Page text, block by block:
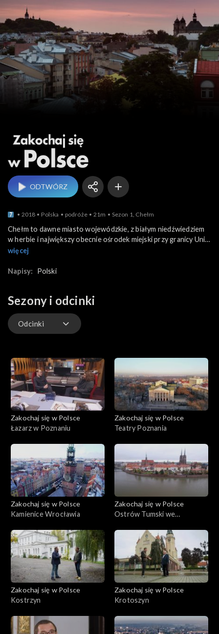
Zakochaj się w Polsce
ODTWÓRZ
2018 Polska podróże 21m Sezon 1, Chełm
Chełm to dawne miasto wojewódzkie, z białym niedźwiedziem
w herbie i największy obecnie ośrodek miejski przy granicy Unii
Europejskiej. Położony jest na Polesiu Wołyńskim, na styku
mieszkańców jest nierozerwalnie związana z kredą, a Chełmskie
więcej
Napisy: Polski
Sezony i odcinki
Odcinki
Zakochaj się w Polsce
Łazarz w Poznaniu
Zakochaj się w Polsce
Teatry Poznania
Zakochaj się w Polsce
Kamienice Wrocławia
Zakochaj się w Polsce
Ostrów Tumski we
Zakochaj się w Polsce
Kostrzyn
Zakochaj się w Polsce
Krotoszyn